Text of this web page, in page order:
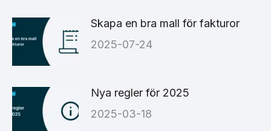
Skapa en bra mall för fakturor
2025-07-24
Nya regler för 2025
2025-03-18